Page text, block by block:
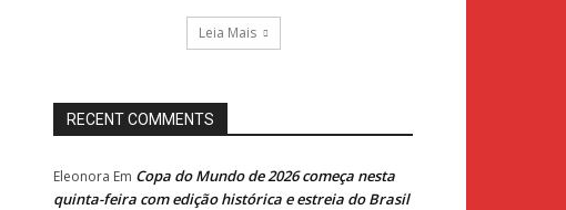
Leia Mais
RECENT COMMENTS
Eleonora Em Copa do Mundo de 2026 começa nesta
quinta-feira com edição histórica e estreia do Brasil